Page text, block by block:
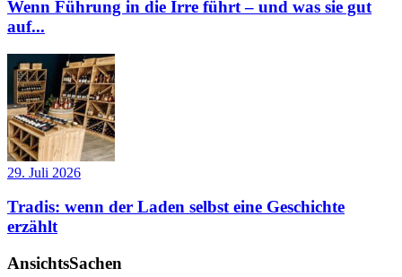
Wenn Führung in die Irre führt – und was sie gut
auf...
29. Juli 2026
Tradis: wenn der Laden selbst eine Geschichte
erzählt
AnsichtsSachen